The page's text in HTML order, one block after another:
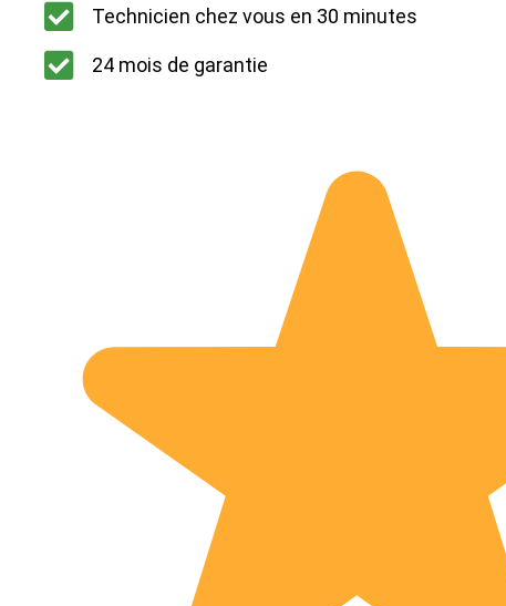
Technicien chez vous en 30 minutes
24 mois de garantie